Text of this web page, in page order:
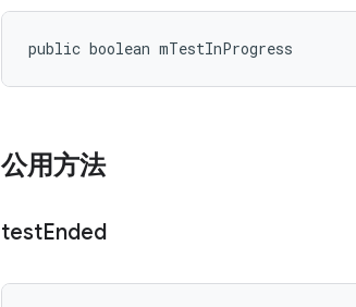
public boolean mTestInProgress
公用方法
testEnded